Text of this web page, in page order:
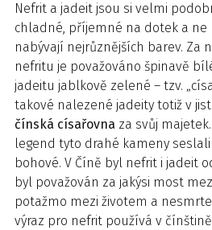
Nefrit a jadeit jsou si velmi
chladné, příjemné na dotek a ne
nabývají nejrůznějších barev. Za
nefritu je považováno špinavě
jadeitu jablkově zelené – tzv.
takové nalezené jadeity totiž v
čínská císařovna za svůj
legend tyto drahé kameny
bohové. V Číně byl nefrit i jadeit
byl považován za jakýsi most
potažmo mezi životem a
výraz pro nefrit používá v